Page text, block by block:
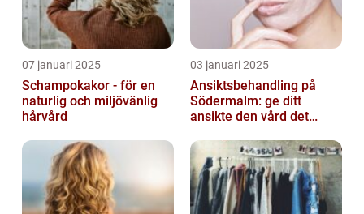
07 januari 2025
Schampokakor - för en
naturlig och miljövänlig
hårvård
03 januari 2025
Ansiktsbehandling på
Södermalm: ge ditt
ansikte den vård det